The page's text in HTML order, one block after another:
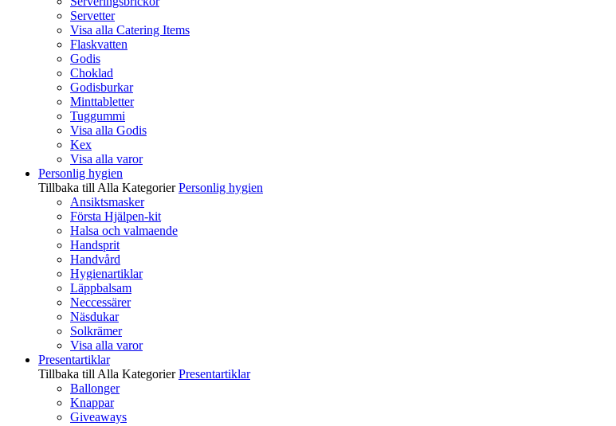
Servetter
Visa alla Catering Items
Flaskvatten
Godis
Choklad
Godisburkar
Minttabletter
Tuggummi
Visa alla Godis
Kex
Visa alla varor
Personlig hygien
Tillbaka till Alla Kategorier Personlig hygien
Ansiktsmasker
Första Hjälpen-kit
Halsa och valmaende
Handsprit
Handvård
Hygienartiklar
Läppbalsam
Neccessärer
Näsdukar
Solkrämer
Visa alla varor
Presentartiklar
Tillbaka till Alla Kategorier Presentartiklar
Ballonger
Knappar
Giveaways